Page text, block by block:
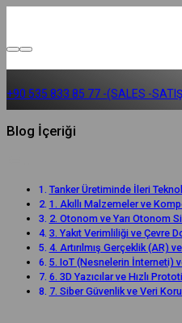
+90 535 833 85 77 -(SALES -
Blog İçeriği
Tanker Üretiminde İleri
1. Akıllı Malzemeler ve
2. Otonom ve Yarı Otonom
3. Yakıt Verimliliği ve Çevre
4. Artırılmış Gerçeklik (AR)
5. IoT (Nesnelerin İnterneti)
6. 3D Yazıcılar ve Hızlı
7. Siber Güvenlik ve Veri